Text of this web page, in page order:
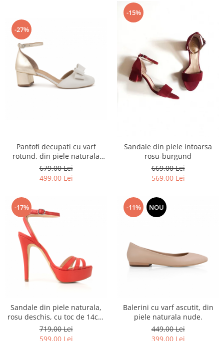
-27%
Pantofi decupati cu varf
rotund, din piele naturala
alba si piele laminata auriu-
pal
679,00 Lei
499,00 Lei
-15%
Sandale din piele intoarsa
rosu-burgund
669,00 Lei
569,00 Lei
-17%
Sandale din piele naturala,
rosu deschis, cu toc de 14cm
si platforma de 3cm
719,00 Lei
599,00 Lei
-11% NOU
Balerini cu varf ascutit, din
piele naturala nude.
449,00 Lei
399,00 Lei